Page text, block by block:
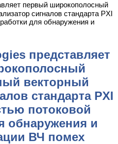
первый широкополосный
сигналов стандарта PXI
для обнаружения и
представляет
векторный
стандарта PXI
потоковой
обнаружения и
ВЧ помех